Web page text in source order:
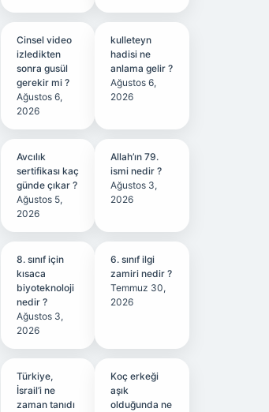
Cinsel video
izledikten
sonra gusül
gerekir mi ?
Ağustos 6,
2026
kulleteyn
hadisi ne
anlama gelir ?
Ağustos 6,
2026
Avcılık
sertifikası kaç
günde çıkar ?
Ağustos 5,
2026
Allah’ın 79.
ismi nedir ?
Ağustos 3,
2026
8. sınıf için
kısaca
biyoteknoloji
nedir ?
Ağustos 3,
2026
6. sınıf ilgi
zamiri nedir ?
Temmuz 30,
2026
Türkiye,
İsrail’i ne
zaman tanıdı
Koç erkeği
aşık
olduğunda ne